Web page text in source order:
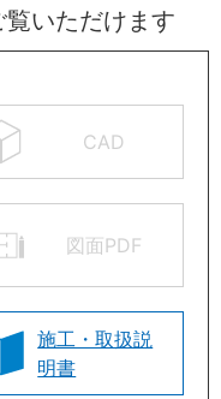
いただけます
CAD
図面PDF
施工・取扱説
明書